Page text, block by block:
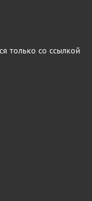
только со ссылкой